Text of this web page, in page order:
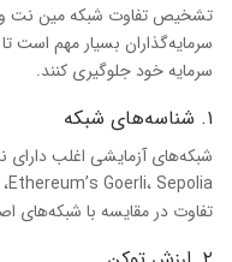
تشخیص تفاوت شبکه مین نت و
سرمایه‌گذاران بسیار مهم است
سرمایه خود جلوگیری کنند.
۱. شناسه‌های شبکه
شبکه‌های آزمایشی اغلب دارای
تفاوت در مقایسه با شبکه‌های